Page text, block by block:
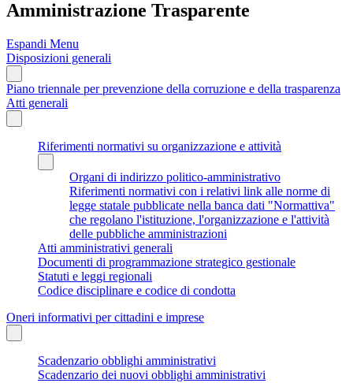
Amministrazione Trasparente
Espandi Menu
Disposizioni generali
Piano triennale per prevenzione della corruzione e della trasparenza
Atti generali
Riferimenti normativi su organizzazione e attività
Organi di indirizzo politico-amministrativo
Riferimenti normativi con i relativi link alle norme di
legge statale pubblicate nella banca dati "Normattiva"
che regolano l'istituzione, l'organizzazione e l'attività
delle pubbliche amministrazioni
Atti amministrativi generali
Documenti di programmazione strategico gestionale
Statuti e leggi regionali
Codice disciplinare e codice di condotta
Oneri informativi per cittadini e imprese
Scadenzario obblighi amministrativi
Scadenzario dei nuovi obblighi amministrativi